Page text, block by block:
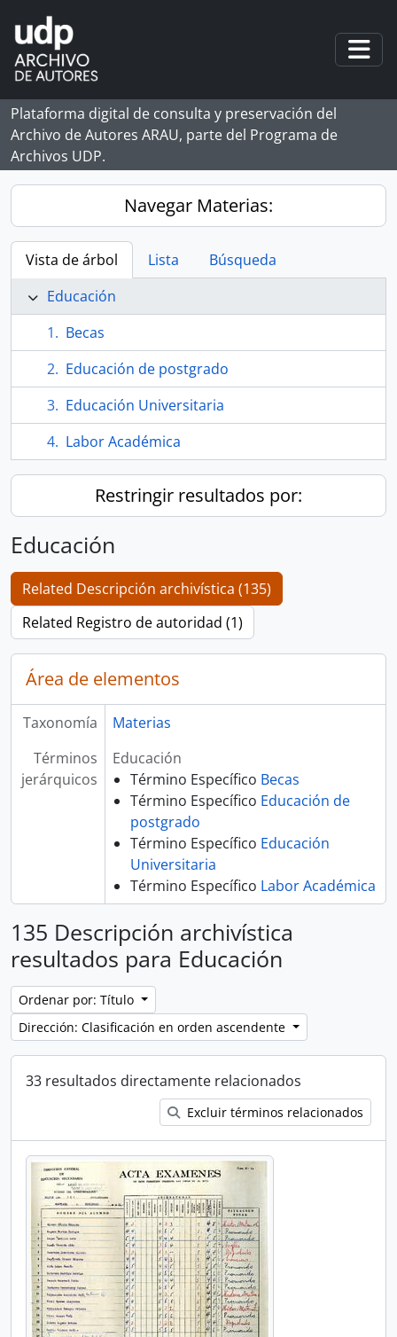
Skip to main content
Plataforma digital de consulta y preservación del
Archivo de Autores ARAU, parte del Programa de
Archivos UDP.
Navegar Materias:
Vista de árbol Lista
Búsqueda
Educación
Becas
Educación de postgrado
Educación Universitaria
Labor Académica
Restringir resultados por:
Educación
Related Descripción archivística (135)
Related Registro de autoridad (1)
Área de elementos
Taxonomía
Materias
Términos
jerárquicos
Educación
Término Específico Becas
Término Específico Educación de
postgrado
Término Específico Educación
Universitaria
Término Específico Labor Académica
135 Descripción archivística
resultados para Educación
Ordenar por: Título
Dirección: Clasificación en orden ascendente
33 resultados directamente relacionados
Excluir términos relacionados